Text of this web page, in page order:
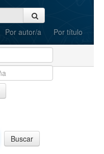
Por autor/a Por título